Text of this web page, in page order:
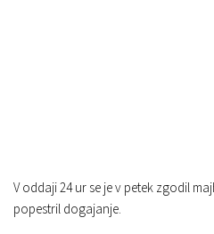
V oddaji 24 ur se je v petek zgodil
popestril dogajanje.